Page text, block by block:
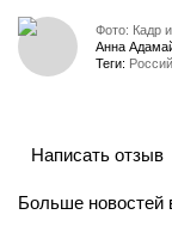
Фото: Кадр
Анна
Теги:
Больше новостей
Написать отзыв